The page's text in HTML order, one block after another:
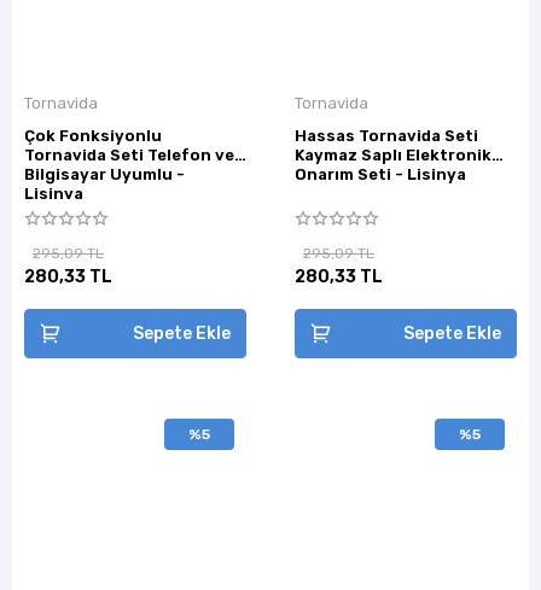
Tornavida
Çok Fonksiyonlu
Tornavida Seti Telefon ve
Bilgisayar Uyumlu -
Lisinya
295,09 TL
280,33 TL
Sepete Ekle
Tornavida
Hassas Tornavida Seti
Kaymaz Saplı Elektronik
Onarım Seti - Lisinya
295,09 TL
280,33 TL
Sepete Ekle
%5 %5